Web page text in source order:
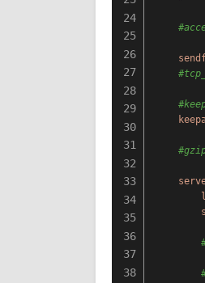
24
25
26
27
28
29
30
31
32
33
34
35
36
37
38